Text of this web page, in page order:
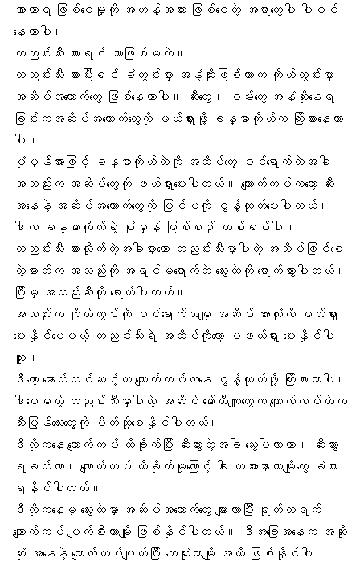
အာဟာရ ဖြစ်စေမှုကို အဟန့်အတား ဖြစ်စေတဲ့ အရာတွေပါ ပါဝင်
နေတာပါ။
တညင်းသီး စားရင် ဘာဖြစ်မလဲ။
တညင်းသီး စားပြီးရင် ခံတွင်းမှာ အနံ့ဆိုးဖြစ်တာက ကိုယ်တွင်းမှာ
အဆိပ်အတောက်တွေ ဖြစ်နေတာပါ။
ဆီးတွေ ၊ ဝမ်းတွေ အနံဆိုးနေရ
ခြင်းကအဆိပ်အတောက်တွေကို ဖယ်ရှားဖို့ ခန္ဓာကိုယ်က ကြိုးစားနေတာ
ပါ။
ပုံမှန်အားဖြင့် ခန္ဓာကိုယ်ထဲကို အဆိပ်တွေ ဝင်ရောက်တဲ့အခါ
အသည်းက အဆိပ်တွေကို ဖယ်ရှားပေးပါတယ်။ ကျောက်ကပ် ကတော့ ဆီး
အနေနဲ့ အဆိပ်အတောက်တွေကို ပြင်ပကို စွန့်ထုတ်ပေးပါတယ်။
ဒါက ခန္ဓာကိုယ်ရဲ့ ပုံမှန် ဖြစ်စဉ် တစ်ရပ်ပါ။
တညင်းသီး စားလိုက်တဲ့အခါမှာတော့ တညင်းသီးမှာပါတဲ့ အဆိပ်ဖြစ်စေ
တဲ့ဓာတ်က အသည်းကို အရင်မရောက်ဘဲ သွေးထဲကို ရောက်သွားပါတယ်။
ပြီးမှ အသည်းဆီကို ရောက်ပါတယ်။
အသည်းက ကိုယ်တွင်းကို ဝင်ရောက်သမျှ အဆိပ် အားလုံးကို ဖယ်ရှား
ပေးနိုင်ပေမယ့် တညင်းသီးရဲ့ အဆိပ်ကိုတော့ မဖယ်ရှား ပေးနိုင်ပါ
ဘူး။
ဒီတော့ နောက်တစ်ဆင့်က ကျောက်ကပ်ကနေ စွန့်ထုတ်ဖို့ ကြိုးစားတာပါ။
ဒါပေမယ့် တညင်းသီးမှာပါတဲ့ အဆိပ် မော်လီကျူးတွေက ကျောက်ကပ်ထဲက
ဆီးပြွန်လေးတွေကို ပိတ်ဆို့စေနိုင်ပါတယ်။
ဒီလိုကနေ ကျောက်ကပ် ထိခိုက်ပြီး ဆီးသွားတဲ့အခါ သွေးပါလာတာ၊
ဆီးသွား
ရခက်တာ၊ ကျောက်ကပ် ထိခိုက်မှုကြောင့် ခါး တအားနာတာမျိုးတွေ ခံစား
ရနိုင်ပါတယ်။
ဒီလိုကနေမှ သွေးထဲမှာ အဆိပ်အတောက်တွေ များလာပြီး ရုတ်တရက်
ကျောက်ကပ် ပျက်စီးတာမျိုး ဖြစ်နိုင်ပါတယ်။ ဒီအခြေအနေက အဆိုး
ဆုံး အနေနဲ့ ကျောက်ကပ်ပျက်ပြီး သေဆုံးတာမျိုး အထိ ဖြစ်နိုင်ပါ